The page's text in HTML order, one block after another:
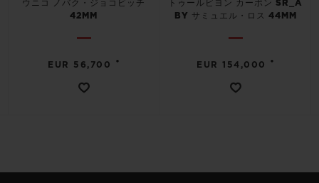
ウニコ ノバク・ジョコビッチ
42MM
EUR 56,700 •
トゥールビヨン カーボン SR_A
BY サミュエル・ロス 44MM
EUR 154,000 •